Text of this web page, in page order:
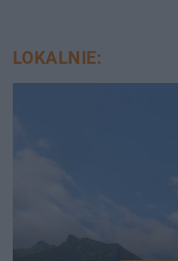
LOKALNIE: